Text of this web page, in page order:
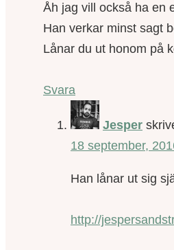
Åh jag vill också ha en
Han verkar minst sagt
Lånar du ut honom på
Svara
Jesper
18 september,
Han lånar ut sig
http://